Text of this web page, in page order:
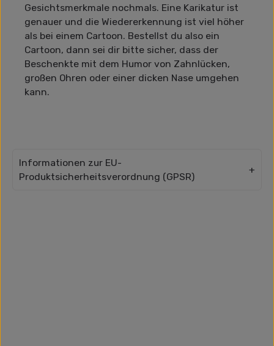
Gesichtsmerkmale nochmals. Eine Karikatur ist
genauer und die Wiedererkennung ist viel höher
als bei einem Cartoon. Bestellst du also ein
Cartoon, dann sei dir bitte sicher, dass der
Beschenkte mit dem Humor von Zahnlücken,
großen Ohren oder einer dicken Nase umgehen
kann.
Informationen zur EU-
Produktsicherheitsverordnung (GPSR)